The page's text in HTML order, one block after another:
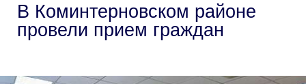
В Коминтерновском районе
провели прием граждан